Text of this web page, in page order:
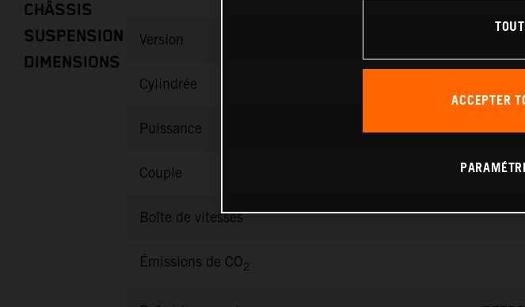
CHÂSSIS
SUSPENSION
DIMENSIONS
Version
Cylindrée
Puissance
Couple
Boîte de vitesses
Émissions de CO2
ACCEPTER